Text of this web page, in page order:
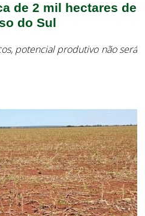
de 2 mil hectares de
do Sul
potencial produtivo não será